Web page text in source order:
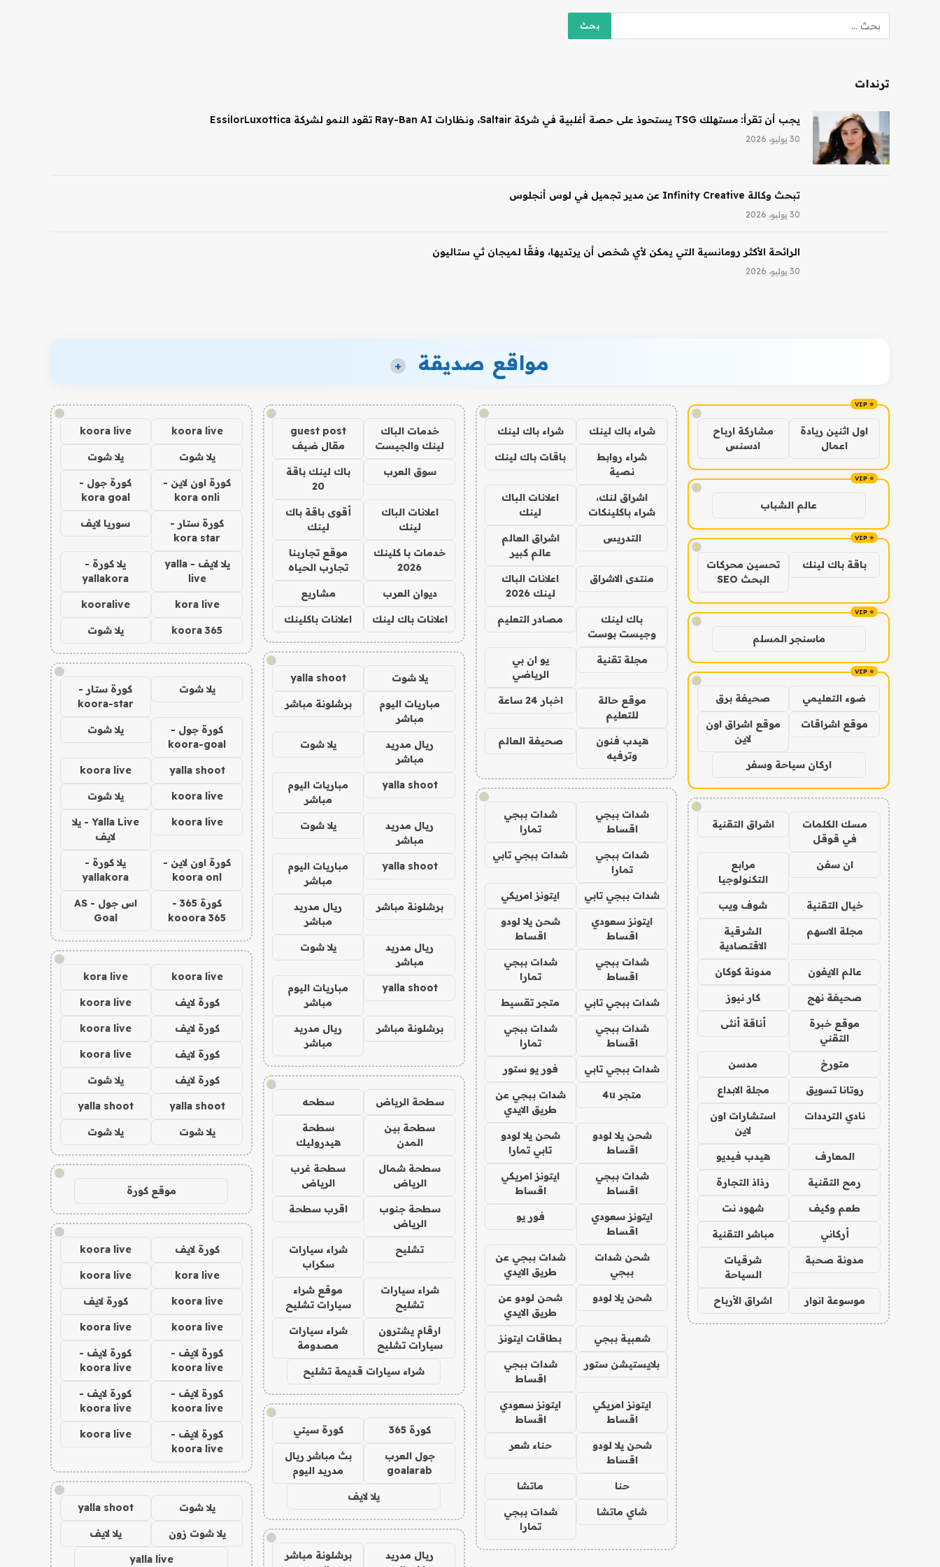
ترندات
يجب أن تقرأ: مستهلك TSG يستحوذ على حصة أغلبية في شركة Saltair، ونظارات Ray-Ban AI تقود النمو لشركة EssilorLuxottica
30 يوليو، 2026
تبحث وكالة Infinity Creative عن مدير تجميل في لوس أنجلوس
30 يوليو، 2026
الرائحة الأكثر رومانسية التي يمكن لأي شخص أن يرتديها، وفقًا لميجان ثي ستاليون
30 يوليو، 2026
مواقع صديقة +
!
اول اثنين ريادة
اعمال
مشاركة ارباح
ادسنس
!
عالم الشباب
!
باقة باك لينك
تحسين محركات
البحث SEO
!
ماسنجر المسلم
!
ضوء التعليمي صحيفة برق
موقع اشراقات
موقع اشراق اون
لاين
اركان سياحة وسفر
!
مسك الكلمات
في قوقل
اشراق التقنية
ان سفن
مرابع
التكنولوجيا
خيال التقنية شوف ويب
مجلة الاسهم
الشرقية
الاقتصادية
عالم الايفون مدونة كوكان
صحيفة نهج كار نيوز
موقع خبرة
التقني
أناقة أنثى
متورخ مدسن
روتانا تسويق مجلة الابداع
نادي الترددات
استشارات اون
لاين
المعارف هيدب فيديو
رمح التقنية رذاذ التجارة
طعم وكيف شهود نت
أركاني مباشر التقنية
مدونة صحبة
شرقيات
السياحة
موسوعة انوار اشراق الأرباح
!
شراء باك لينك شراء باك لينك
شراء روابط
نصية
باقات باك لينك
اشراق لنك،
شراء باكلينكات
اعلانات الباك
لينك
التدريس
اشراق العالم
عالم كبير
منتدى الاشراق
اعلانات الباك
لينك 2026
باك لينك
وجيست بوست
مصادر التعليم
مجلة تقنية
يو ان بي
الرياضي
موقع حالة
للتعليم
اخبار 24 ساعة
هيدب فنون
وترفيه
صحيفة العالم
!
شدات ببجي
اقساط
شدات ببجي
تمارا
شدات ببجي
تمارا
شدات ببجي تابي
شدات ببجي تابي ايتونز امريكي
ايتونز سعودي
اقساط
شحن يلا لودو
اقساط
شدات ببجي
اقساط
شدات ببجي
تمارا
شدات ببجي تابي متجر تقسيط
شدات ببجي
اقساط
شدات ببجي
تمارا
شدات ببجي تابي فور يو ستور
متجر 4u
شدات ببجي عن
طريق الايدي
شحن يلا لودو
اقساط
شحن يلا لودو
تابي تمارا
شدات ببجي
اقساط
ايتونز امريكي
اقساط
ايتونز سعودي
اقساط
فور يو
شحن شدات
ببجي
شدات ببجي عن
طريق الايدي
شحن يلا لودو
شحن لودو عن
طريق الايدي
شعبية ببجي بطاقات ايتونز
بلايستيشن ستور
شدات ببجي
اقساط
ايتونز امريكي
اقساط
ايتونز سعودي
اقساط
شحن يلا لودو
اقساط
حناء شعر
حنا ماتشا
شاي ماتشا
شدات ببجي
تمارا
!
خدمات الباك
لينك والجيست
guest post
مقال ضيف
سوق العرب
باك لينك باقة
20
اعلانات الباك
لينك
أقوى باقة باك
لينك
خدمات با كلينك
2026
موقع تجاربنا
تجارب الحياه
ديوان العرب مشاريع
اعلانات باك لينك اعلانات باكلينك
!
يلا شوت yalla shoot
مباريات اليوم
مباشر
برشلونة مباشر
ريال مدريد
مباشر
يلا شوت
yalla shoot
مباريات اليوم
مباشر
ريال مدريد
مباشر
يلا شوت
yalla shoot
مباريات اليوم
مباشر
برشلونة مباشر
ريال مدريد
مباشر
ريال مدريد
مباشر
يلا شوت
yalla shoot
مباريات اليوم
مباشر
برشلونة مباشر
ريال مدريد
مباشر
!
سطحة الرياض سطحه
سطحة بين
المدن
سطحة
هيدروليك
سطحة شمال
الرياض
سطحة غرب
الرياض
سطحة جنوب
الرياض
اقرب سطحة
تشليح
شراء سيارات
سكراب
شراء سيارات
تشليح
موقع شراء
سيارات تشليح
ارقام يشترون
سيارات تشليح
شراء سيارات
مصدومة
شراء سيارات قديمة تشليح
!
كورة 365 كورة سيتي
جول العرب
goalarab
بث مباشر ريال
مدريد اليوم
يلا لايف
!
ريال مدريد
برشلونة مباشر
!
koora live
koora live
يلا شوت يلا شوت
كورة اون لاين -
kora onli
كورة جول -
kora goal
كورة ستار -
kora star
سوريا لايف
يلا لايف - yalla
live
يلا كورة -
yallakora
kora live
kooralive
koora 365 يلا شوت
!
يلا شوت
كورة ستار -
koora-star
كورة جول -
koora-goal
يلا شوت
yalla shoot
koora live
koora live يلا شوت
koora live
Yalla Live - يلا
لايف
كورة اون لاين -
koora onl
يلا كورة -
yallakora
كورة 365 -
kooora 365
اس جول - AS
Goal
!
koora live
kora live
كورة لايف koora live
كورة لايف koora live
كورة لايف koora live
كورة لايف يلا شوت
yalla shoot
yalla shoot
يلا شوت يلا شوت
!
موقع كورة
!
كورة لايف koora live
kora live
koora live
koora live كورة لايف
koora live
koora live
كورة لايف -
koora live
كورة لايف -
koora live
كورة لايف -
koora live
كورة لايف -
koora live
كورة لايف -
koora live
koora live
!
يلا شوت yalla shoot
يلا شوت زون يلا لايف
yalla live